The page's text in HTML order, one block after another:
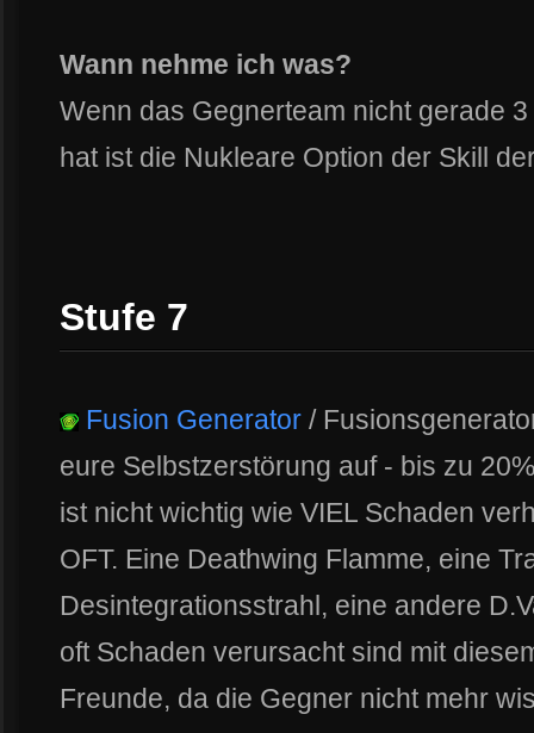
Wann nehme ich was?
Wenn das Gegnerteam nicht gerade
hat ist die Nukleare Option der Skill
Stufe 7
Fusion Generator /
eure Selbstzerstörung auf - bis zu
ist nicht wichtig wie VIEL Schaden
OFT. Eine Deathwing Flamme, eine
Desintegrationsstrahl, eine andere
oft Schaden verursacht sind mit
Freunde, da die Gegner nicht mehr